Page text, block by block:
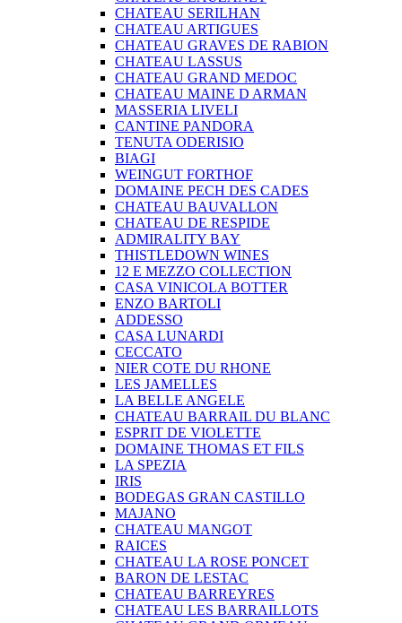
CHATEAU SERILHAN
CHATEAU ARTIGUES
CHATEAU GRAVES DE RABION
CHATEAU LASSUS
CHATEAU GRAND MEDOC
CHATEAU MAINE D ARMAN
MASSERIA LIVELI
CANTINE PANDORA
TENUTA ODERISIO
BIAGI
WEINGUT FORTHOF
DOMAINE PECH DES CADES
CHATEAU BAUVALLON
CHATEAU DE RESPIDE
ADMIRALITY BAY
THISTLEDOWN WINES
12 E MEZZO COLLECTION
CASA VINICOLA BOTTER
ENZO BARTOLI
ADDESSO
CASA LUNARDI
CECCATO
NIER COTE DU RHONE
LES JAMELLES
LA BELLE ANGELE
CHATEAU BARRAIL DU BLANC
ESPRIT DE VIOLETTE
DOMAINE THOMAS ET FILS
LA SPEZIA
IRIS
BODEGAS GRAN CASTILLO
MAJANO
CHATEAU MANGOT
RAICES
CHATEAU LA ROSE PONCET
BARON DE LESTAC
CHATEAU BARREYRES
CHATEAU LES BARRAILLOTS